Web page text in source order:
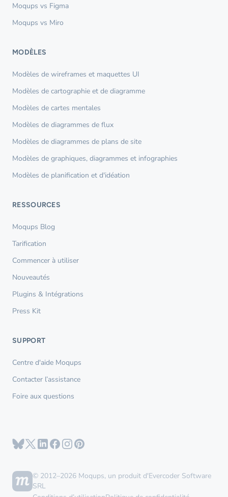
Moqups vs Figma
Moqups vs Miro
MODÈLES
Modèles de wireframes et maquettes UI
Modèles de cartographie et de diagramme
Modèles de cartes mentales
Modèles de diagrammes de flux
Modèles de diagrammes de plans de site
Modèles de graphiques, diagrammes et infographies
Modèles de planification et d'idéation
RESSOURCES
Moqups Blog
Tarification
Commencer à utiliser
Nouveautés
Plugins & Intégrations
Press Kit
SUPPORT
Centre d'aide Moqups
Contacter l’assistance
Foire aux questions
© 2012–2026 Moqups, un produit d'Evercoder Software
SRL